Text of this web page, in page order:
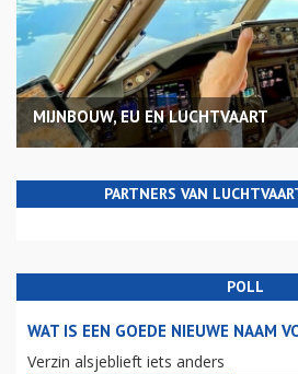
MIJNBOUW, EU EN LUCHTVAART
PARTNERS VAN
POLL
WAT IS EEN GOEDE NIEUWE NAAM
Verzin alsjeblieft iets anders